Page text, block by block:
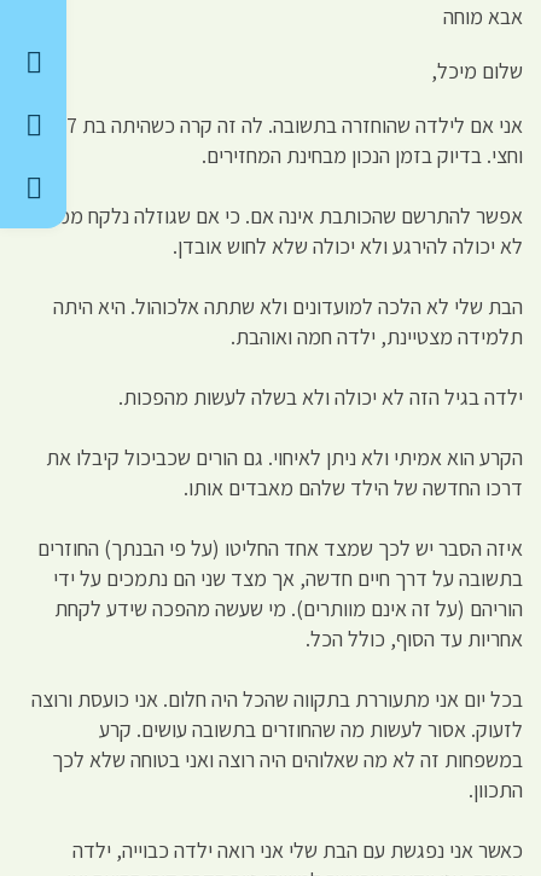
אבא מוחה
שלום מיכל,
אני אם לילדה שהוחזרה בתשובה. לה זה קרה כשהיתה בת 17
וחצי. בדיוק בזמן הנכון מבחינת המחזירים.
אפשר להתרשם שהכותבת אינה אם. כי אם שגוזלה נלקח ממנה,
לא יכולה להירגע ולא יכולה שלא לחוש אובדן.
הבת שלי לא הלכה למועדונים ולא שתתה אלכוהול. היא היתה
תלמידה מצטיינת, ילדה חמה ואוהבת.
ילדה בגיל הזה לא יכולה ולא בשלה לעשות מהפכות.
הקרע הוא אמיתי ולא ניתן לאיחוי. גם הורים שכביכול קיבלו את
דרכו החדשה של הילד שלהם מאבדים אותו.
איזה הסבר יש לכך שמצד אחד החליטו (על פי הבנתך) החוזרים
בתשובה על דרך חיים חדשה, אך מצד שני הם נתמכים על ידי
הוריהם (על זה אינם מוותרים). מי שעשה מהפכה שידע לקחת
אחריות עד הסוף, כולל הכל.
בכל יום אני מתעוררת בתקווה שהכל היה חלום. אני כועסת ורוצה
לזעוק. אסור לעשות מה שהחוזרים בתשובה עושים. קרע
במשפחות זה לא מה שאלוהים היה רוצה ואני בטוחה שלא לכך
התכוון.
כאשר אני נפגשת עם הבת שלי אני רואה ילדה כבוייה, ילדה